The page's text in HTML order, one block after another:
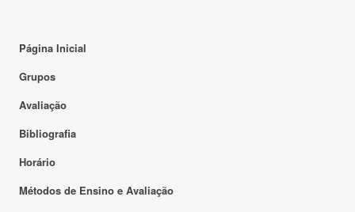
Página Inicial
Grupos
Avaliação
Bibliografia
Horário
Métodos de Ensino e Avaliação